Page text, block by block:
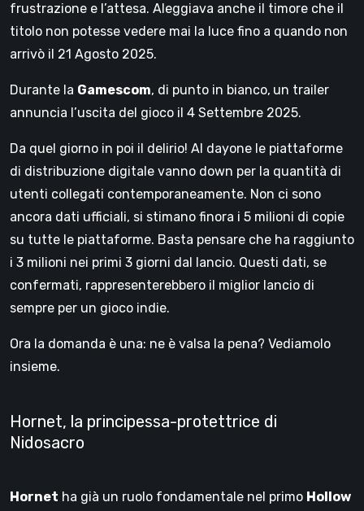
frustrazione e l’attesa. Aleggiava anche il timore che il
titolo non potesse vedere mai la luce fino a quando non
arrivò il 21 Agosto 2025.
Durante la Gamescom, di punto in bianco, un trailer
annuncia l’uscita del gioco il 4 Settembre 2025.
Da quel giorno in poi il delirio! Al dayone le piattaforme
di distribuzione digitale vanno down per la quantità di
utenti collegati contemporaneamente. Non ci sono
ancora dati ufficiali, si stimano finora i 5 milioni di copie
su tutte le piattaforme. Basta pensare che ha raggiunto
i 3 milioni nei primi 3 giorni dal lancio. Questi dati, se
confermati, rappresenterebbero il miglior lancio di
sempre per un gioco indie.
Ora la domanda è una: ne è valsa la pena? Vediamolo
insieme.
Hornet, la principessa-protettrice di
Nidosacro
Hornet ha già un ruolo fondamentale nel primo Hollow